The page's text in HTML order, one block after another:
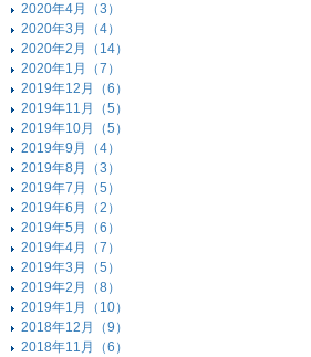
2020年4月（3）
2020年3月（4）
2020年2月（14）
2020年1月（7）
2019年12月（6）
2019年11月（5）
2019年10月（5）
2019年9月（4）
2019年8月（3）
2019年7月（5）
2019年6月（2）
2019年5月（6）
2019年4月（7）
2019年3月（5）
2019年2月（8）
2019年1月（10）
2018年12月（9）
2018年11月（6）